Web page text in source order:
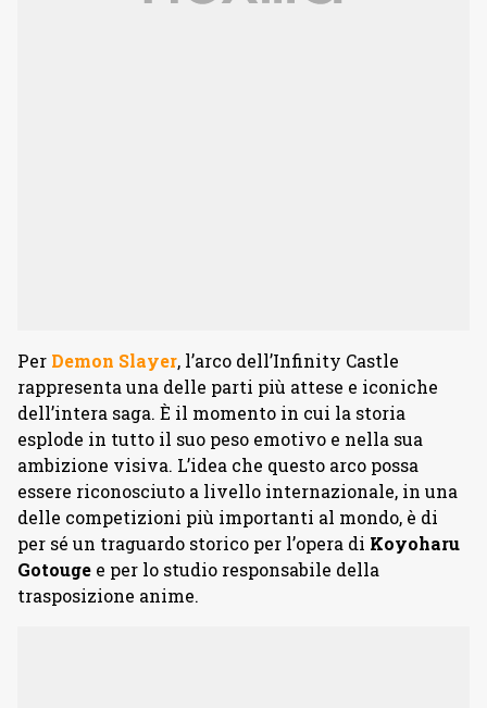
Per Demon Slayer, l’arco dell’Infinity Castle
rappresenta una delle parti più attese e iconiche
dell’intera saga. È il momento in cui la storia
esplode in tutto il suo peso emotivo e nella sua
ambizione visiva. L’idea che questo arco possa
essere riconosciuto a livello internazionale, in una
delle competizioni più importanti al mondo, è di
per sé un traguardo storico per l’opera di Koyoharu
Gotouge e per lo studio responsabile della
trasposizione anime.